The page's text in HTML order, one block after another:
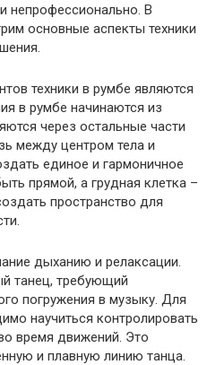
непрофессионально. В
основные аспекты техники
техники в румбе являются
в румбе начинаются из
через остальные части
между центром тела и
единое и гармоничное
прямой, а грудная клетка –
пространство для
дыханию и релаксации.
танец, требующий
погружения в музыку. Для
научиться контролировать
время движений. Это
и плавную линию танца.